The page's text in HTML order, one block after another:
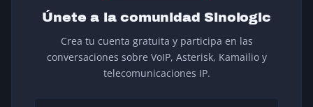
Únete a la comunidad Sinologic
Crea tu cuenta gratuita y participa en las
conversaciones sobre VoIP, Asterisk, Kamailio y
telecomunicaciones IP.